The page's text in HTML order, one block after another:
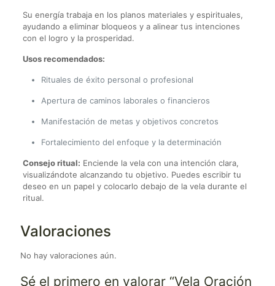
Su energía trabaja en los planos materiales y espirituales,
ayudando a eliminar bloqueos y a alinear tus intenciones
con el logro y la prosperidad.
Usos recomendados:
Rituales de éxito personal o profesional
Apertura de caminos laborales o financieros
Manifestación de metas y objetivos concretos
Fortalecimiento del enfoque y la determinación
Consejo ritual: Enciende la vela con una intención clara,
visualizándote alcanzando tu objetivo. Puedes escribir tu
deseo en un papel y colocarlo debajo de la vela durante el
ritual.
Valoraciones
No hay valoraciones aún.
Sé el primero en valorar “Vela Oración